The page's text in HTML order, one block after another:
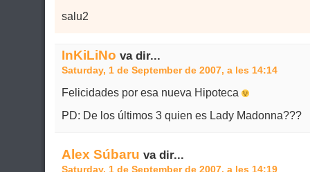
salu2
InKiLiNo va dir...
Saturday, 1 de September de 2007, a les 14:14
Felicidades por esa nueva Hipoteca
PD: De los últimos 3 quien es Lady Madonna???
Alex Súbaru va dir...
Saturday, 1 de September de 2007, a les 14:19